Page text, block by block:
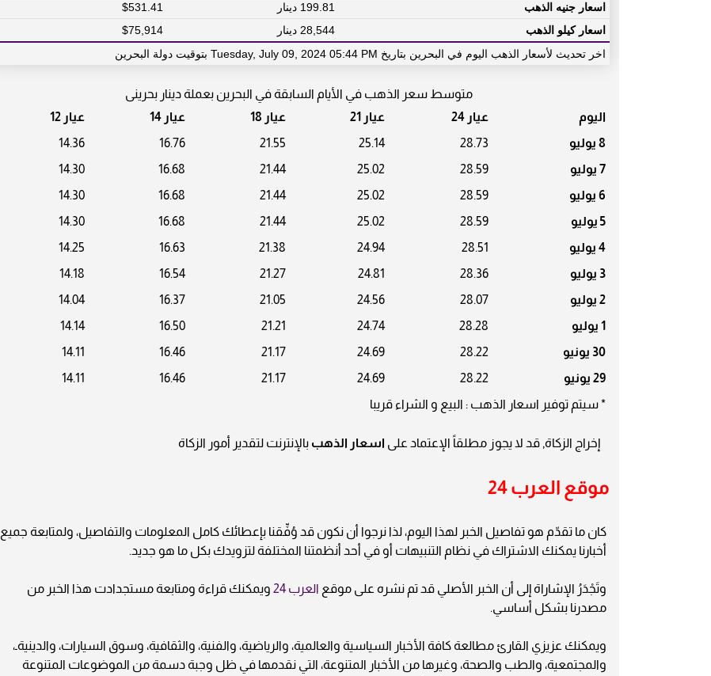
اسعار جنيه الذهب
199.81 دينار
$531.41
اسعار كيلو الذهب
28,544 دينار
$75,914
اخر تحديث لأسعار الذهب اليوم في البحرين بتاريخ Tuesday, July 09, 2024 05:44 PM بتوقيت دولة البحرين
متوسط سعر الذهب في الأيام السابقة في البحرين بعملة دينار بحرينى
اليوم
عيار 24 عيار 21 عيار 18 عيار 14
عيار 12
8 يوليو
28.73
25.14
21.55
16.76
14.36
7 يوليو
28.59
25.02
21.44
16.68
14.30
6 يوليو
28.59
25.02
21.44
16.68
14.30
5 يوليو
28.59
25.02
21.44
16.68
14.30
4 يوليو
28.51
24.94
21.38
16.63
14.25
3 يوليو
28.36
24.81
21.27
16.54
14.18
2 يوليو
28.07
24.56
21.05
16.37
14.04
1 يوليو
28.28
24.74
21.21
16.50
14.14
30 يونيو
28.22
24.69
21.17
16.46
14.11
29 يونيو
28.22
24.69
21.17
16.46
14.11
* سيتم توفير اسعار الذهب : البيع و الشراء قريبا
إخراج الزكاة, قد لا يجوز مطلقاً الإعتماد على اسعار الذهب بالإنترنت لتقدير أمور الزكاة
موقع العرب 24
كان ما تقدّم هو تفاصيل الخبر لهذا اليوم، لذا نرجوا أن نكون قد وُفِّقنا بإعطائك كامل المعلومات والتفاصيل، ولمتابعة جميع
أخبارنا يمكنك الاشتراك في نظام التنبيهات أو في أحد أنظمتنا المختلفة لتزويدك بكل ما هو جديد.
وتَجْدَرُ الإشاراة إلى أن الخبر الأصلي قد تم نشره على موقع العرب 24
ويمكنك قراءة ومتابعة مستجدادت هذا الخبر من
مصدرنا بشكل أساسي.
ويمكنك عزيزي القارئ مطالعة كافة الأخبار السياسية والعالمية، والرياضية، والفنية، والثقافية، وسوق السيارات، والدينيةـ،
والمجتمعية، والطب والصحة، وغيرها من الأخبار المتنوعة، التي نقدمها في ظل وجبة دسمة من الموضوعات المتنوعة